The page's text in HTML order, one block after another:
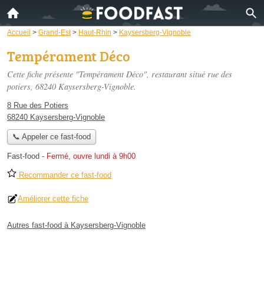
Accueil > Grand-Est > Haut-Rhin > Kaysersberg-Vignoble
Tempérament Déco
Cette fiche présente "Tempérament Déco", restaurant situé rue des
potiers, 68240 Kaysersberg-Vignoble.
8 Rue des Potiers
68240 Kaysersberg-Vignoble
📞 Appeler ce fast-food
Fast-food - Fermé, ouvre lundi à 9h00
Recommander ce fast-food
Améliorer cette fiche
Autres fast-food à Kaysersberg-Vignoble